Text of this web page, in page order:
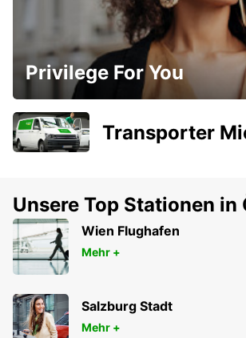
Privilege For You
Transporter
Unsere Top Stationen in
Wien Flughafen
Mehr +
Salzburg Stadt
Mehr +